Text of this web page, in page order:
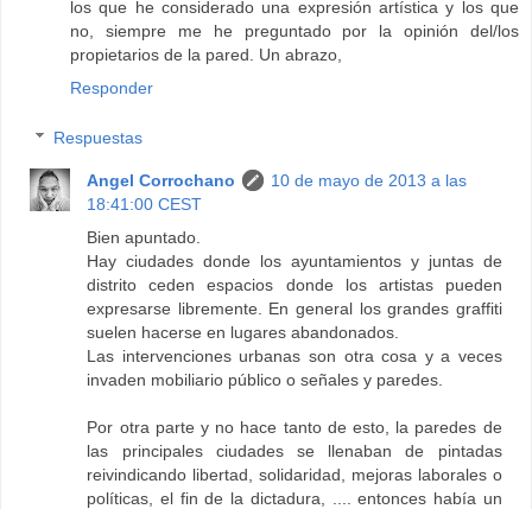
los que he considerado una expresión artística y los que
no, siempre me he preguntado por la opinión del/los
propietarios de la pared. Un abrazo,
Responder
Respuestas
Angel Corrochano
10 de mayo de 2013 a las
18:41:00 CEST
Bien apuntado.
Hay ciudades donde los ayuntamientos y juntas de
distrito ceden espacios donde los artistas pueden
expresarse libremente. En general los grandes graffiti
suelen hacerse en lugares abandonados.
Las intervenciones urbanas son otra cosa y a veces
invaden mobiliario público o señales y paredes.
Por otra parte y no hace tanto de esto, la paredes de
las principales ciudades se llenaban de pintadas
reivindicando libertad, solidaridad, mejoras laborales o
políticas, el fin de la dictadura, .... entonces había un